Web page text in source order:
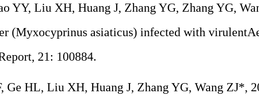
YY, Liu XH, Huang J, Zhang YG, Zhang YG,
(Myxocyprinus asiaticus) infected with virulent
21: 100884.
Ge HL, Liu XH, Huang J, Zhang YG, Wang ZJ*,